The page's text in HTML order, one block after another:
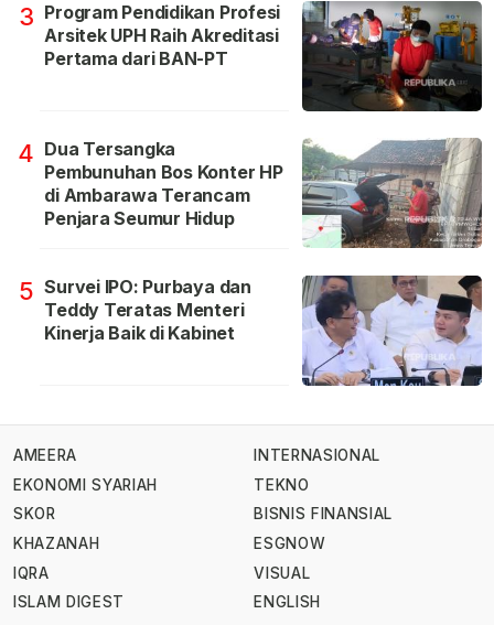
3 Program Pendidikan Profesi
Arsitek UPH Raih Akreditasi
Pertama dari BAN-PT
4 Dua Tersangka
Pembunuhan Bos Konter HP
di Ambarawa Terancam
Penjara Seumur Hidup
5 Survei IPO: Purbaya dan
Teddy Teratas Menteri
Kinerja Baik di Kabinet
AMEERA
EKONOMI SYARIAH
SKOR
KHAZANAH
IQRA
ISLAM DIGEST
INTERNASIONAL
TEKNO
BISNIS FINANSIAL
ESGNOW
VISUAL
ENGLISH